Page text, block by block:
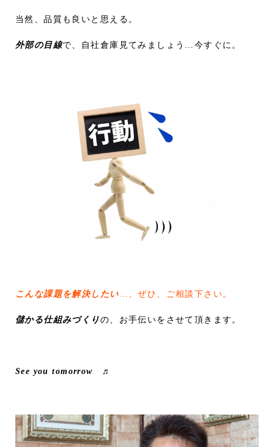
当然、品質も良いと思える。
外部の目線で、自社倉庫見てみましょう…今すぐに。
こんな課題を解決したい …、ぜひ、ご相談下さい。
儲かる仕組みづくりの、お手伝いをさせて頂きます。
See you tomorrow ♬